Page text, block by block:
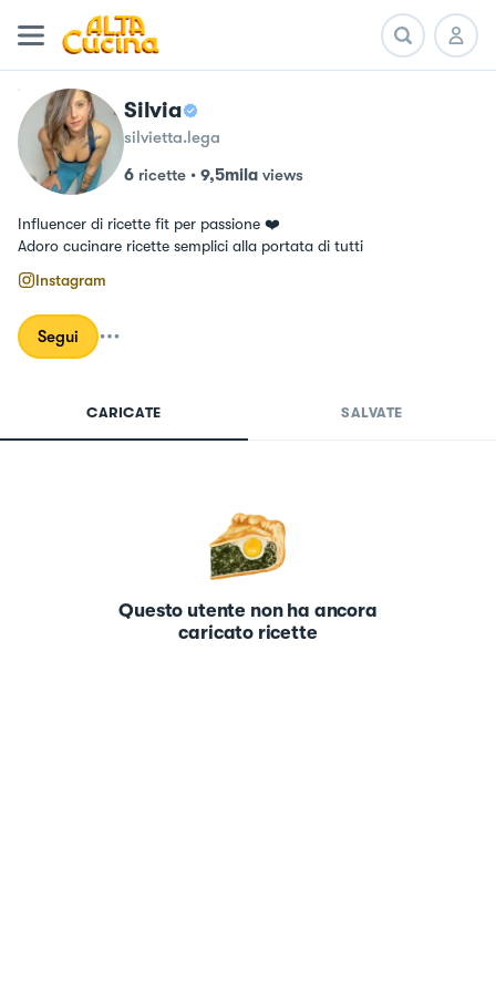
Silvia
silvietta.lega
6 ricette • 9,5mila views
Influencer di ricette fit per passione ❤️
Adoro cucinare ricette semplici alla portata di tutti
Instagram
Segui
CARICATE SALVATE
Questo utente non ha ancora
caricato ricette